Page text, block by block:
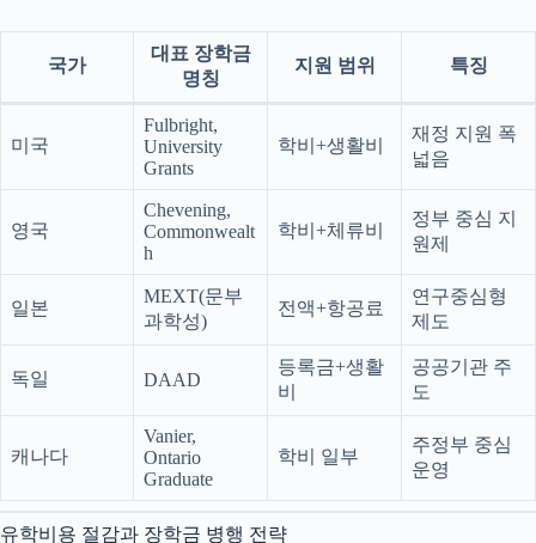
국가
대표 장학금
명칭
지원 범위 특징
미국
Fulbright,
University
Grants
학비+생활비
재정 지원 폭
넓음
영국
Chevening,
Commonwealt
h
학비+체류비
정부 중심 지
원제
일본
MEXT(문부
과학성)
전액+항공료
연구중심형
제도
독일 DAAD
등록금+생활
비
공공기관 주
도
캐나다
Vanier,
Ontario
Graduate
학비 일부
주정부 중심
운영
유학비용 절감과 장학금 병행 전략